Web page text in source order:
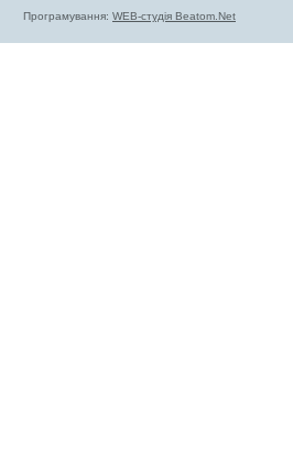
Програмування: WEB-студія Beatom.Net